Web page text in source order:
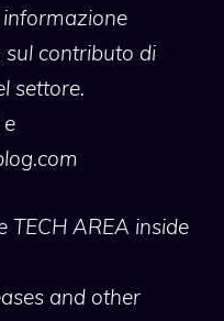
sul contributo di
settore.
TECH AREA inside
and other